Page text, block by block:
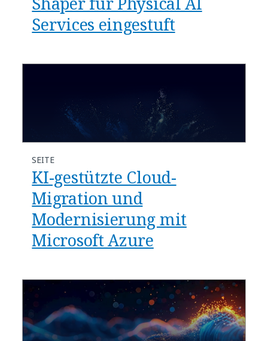
Services eingestuft
SEITE
KI-gestützte Cloud-
Migration und
Modernisierung mit
Microsoft Azure